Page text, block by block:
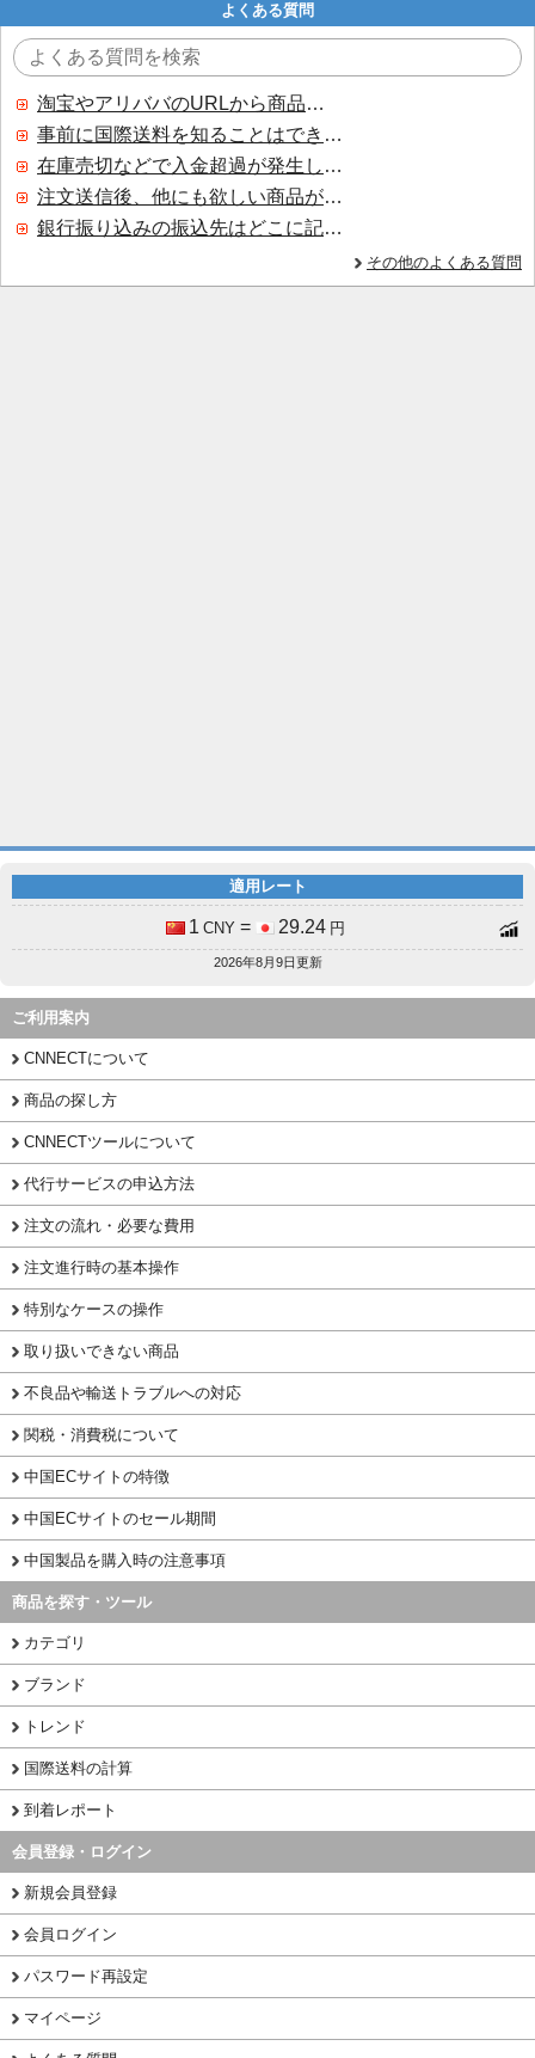
よくある質問
淘宝やアリババのURLから商品を探すことはできますか？
事前に国際送料を知ることはできますか？
在庫売切などで入金超過が発生した場合はいつ返金されますか？
注文送信後、他にも欲しい商品が見つかった場合、追加注文できますか？
銀行振り込みの振込先はどこに記載されていますか？
その他のよくある質問
適用レート
1 CNY = 29.24 円
2026年8月9日更新
ご利用案内
CNNECTについて
商品の探し方
CNNECTツールについて
代行サービスの申込方法
注文の流れ・必要な費用
注文進行時の基本操作
特別なケースの操作
取り扱いできない商品
不良品や輸送トラブルへの対応
関税・消費税について
中国ECサイトの特徴
中国ECサイトのセール期間
中国製品を購入時の注意事項
商品を探す・ツール
カテゴリ
ブランド
トレンド
国際送料の計算
到着レポート
会員登録・ログイン
新規会員登録
会員ログイン
パスワード再設定
マイページ